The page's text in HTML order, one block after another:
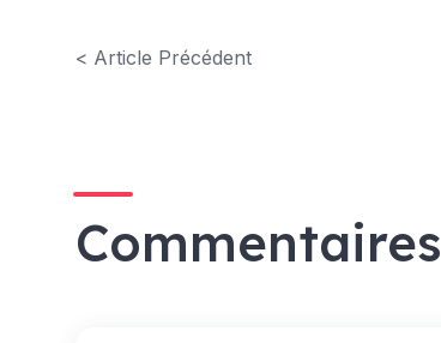
< Article Précédent
Commentaires